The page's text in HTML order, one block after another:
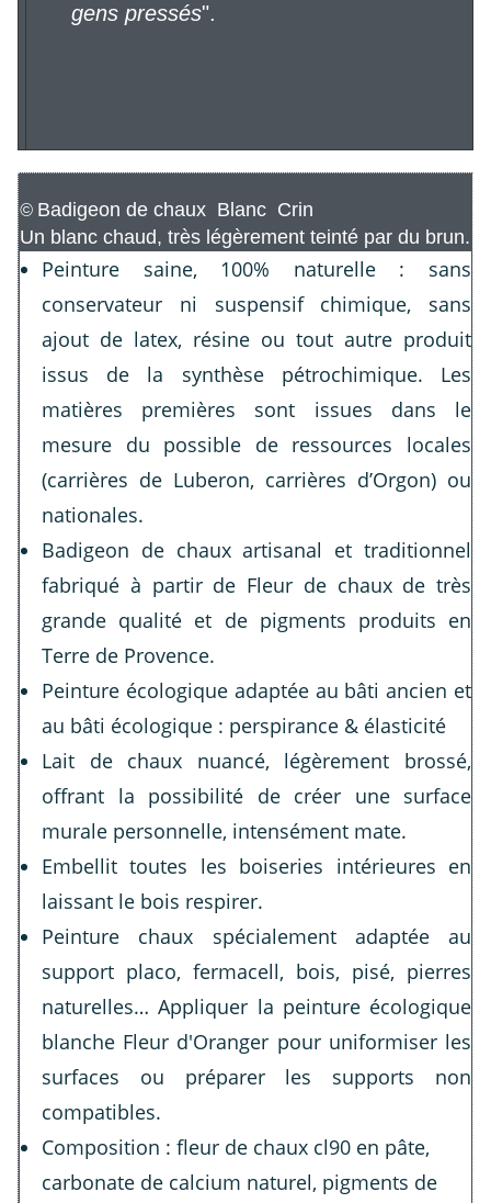
gens pressés".
© Badigeon de chaux Blanc Crin
Un blanc chaud, très légèrement teinté par du brun.
Peinture saine, 100% naturelle : sans
conservateur ni suspensif chimique, sans
ajout de latex, résine ou tout autre produit
issus de la synthèse pétrochimique. Les
matières premières sont issues dans le
mesure du possible de ressources locales
(carrières de Luberon, carrières d’Orgon) ou
nationales.
Badigeon de chaux artisanal et traditionnel
fabriqué à partir de Fleur de chaux de très
grande qualité et de pigments produits en
Terre de Provence.
Peinture écologique adaptée au bâti ancien et
au bâti écologique : perspirance & élasticité
Lait de chaux nuancé, légèrement brossé,
offrant la possibilité de créer une surface
murale personnelle, intensément mate.
Embellit toutes les boiseries intérieures en
laissant le bois respirer.
Peinture chaux spécialement adaptée au
support placo, fermacell, bois, pisé, pierres
naturelles… Appliquer la peinture écologique
blanche Fleur d'Oranger pour uniformiser les
surfaces ou préparer les supports non
compatibles.
Composition : fleur de chaux cl90 en pâte,
carbonate de calcium naturel, pigments de